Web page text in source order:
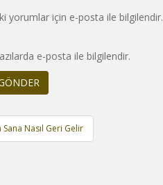
yorumlar için e-posta ile bilgilendir.
e-posta ile bilgilendir.
Sana Nasıl Geri Gelir